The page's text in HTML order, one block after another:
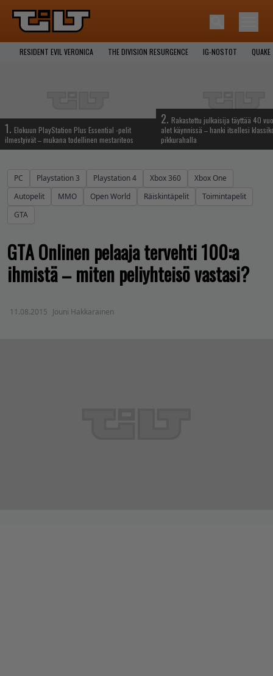
RESIDENT EVIL VERONICA THE DIVISION RESURGENCE IG-NOSTOT QUAKE
1. Elokuun PlayStation Plus Essential -pelit
ilmestyivät – mukana todellinen mestariteos
2. Rakastettu julkaisija täyttää 40
alet käynnissä – hanki itsellesi
pikkurahalla
PC Playstation 3 Playstation 4 Xbox 360
Xbox One
Autopelit
MMO Open World Räiskintäpelit
Toimintapelit
GTA
GTA Onlinen pelaaja tervehti 100:a
ihmistä – miten peliyhteisö vastasi?
11.08.2015 Jouni Hakkarainen